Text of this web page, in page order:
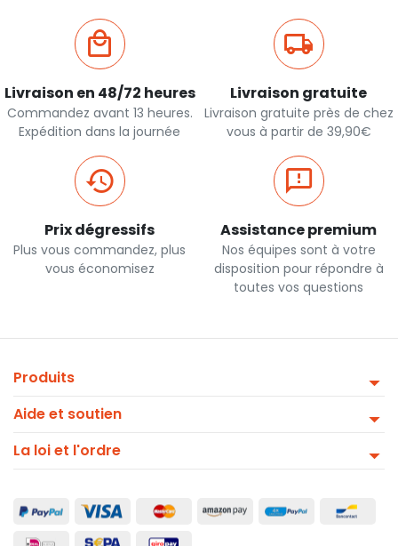
Livraison en 48/72 heures
Commandez avant 13 heures.
Expédition dans la journée
Livraison gratuite
Livraison gratuite près de chez
vous à partir de 39,90€
Prix dégressifs
Plus vous commandez, plus
vous économisez
Assistance premium
Nos équipes sont à votre
disposition pour répondre à
toutes vos questions
Produits
Aide et soutien
La loi et l'ordre